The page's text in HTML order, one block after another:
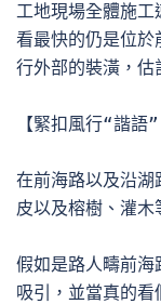
工地現場全體施
看最快的仍是位於
行外部的裝潢，估
【緊扣風行“諧語
在前海路以及沿
皮以及榕樹、灌
假如是路人疇前海
吸引，並當真的看